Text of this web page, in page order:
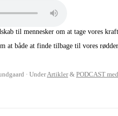
til mennesker om at tage vores
at både at finde tilbage til vores
UnderArtikler& PODCAST